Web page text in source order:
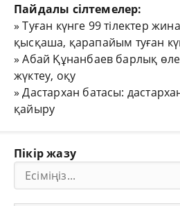
Пайдалы сілтемелер:
»Туған күнге 99 тілектер
қысқаша, қарапайым туған
»Абай Құнанбаев барлық
жүктеу, оқу
»Дастархан батасы:
қайыру
Пікір жазу